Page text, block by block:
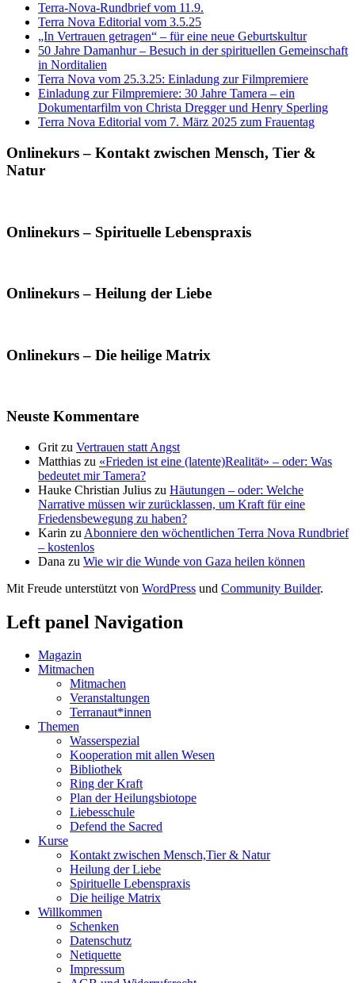
Terra-Nova-Rundbrief vom 11.9.
Terra Nova Editorial vom 3.5.25
„In Vertrauen getragen“ – für eine neue Geburtskultur
50 Jahre Damanhur – Besuch in der spirituellen Gemeinschaft
in Norditalien
Terra Nova vom 25.3.25: Einladung zur Filmpremiere
Einladung zur Filmpremiere: 30 Jahre Tamera – ein
Dokumentarfilm von Christa Dregger und Henry Sperling
Terra Nova Editorial vom 7. März 2025 zum Frauentag
Onlinekurs – Kontakt zwischen Mensch, Tier &
Natur
Onlinekurs – Spirituelle Lebenspraxis
Onlinekurs – Heilung der Liebe
Onlinekurs – Die heilige Matrix
Neuste Kommentare
Grit zu Vertrauen statt Angst
Matthias zu «Frieden ist eine (latente)Realität» – oder: Was
bedeutet mir Tamera?
Hauke Christian Julius zu Häutungen – oder: Welche
Narrative müssen wir zurücklassen, um Kraft für eine
Friedensbewegung zu haben?
Karin zu Abonniere den wöchentlichen Terra Nova Rundbrief
– kostenlos
Dana zu Wie wir die Wunde von Gaza heilen können
Mit Freude unterstützt von WordPress und Community Builder.
Left panel Navigation
Magazin
Mitmachen
Mitmachen
Veranstaltungen
Terranaut*innen
Themen
Wasserspezial
Kooperation mit allen Wesen
Bibliothek
Ring der Kraft
Plan der Heilungsbiotope
Liebesschule
Defend the Sacred
Kurse
Kontakt zwischen Mensch,Tier & Natur
Heilung der Liebe
Spirituelle Lebenspraxis
Die heilige Matrix
Willkommen
Schenken
Datenschutz
Netiquette
Impressum